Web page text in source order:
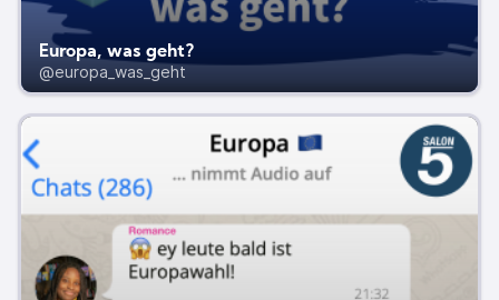
Europa, was geht?
@europa_was_geht